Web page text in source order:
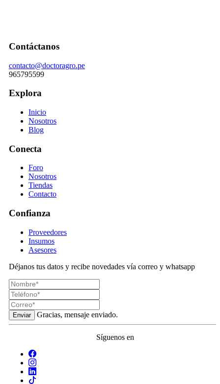
Contáctanos
contacto@doctoragro.pe
965795599
Explora
Inicio
Nosotros
Blog
Conecta
Foro
Nosotros
Tiendas
Contacto
Confianza
Proveedores
Insumos
Asesores
Déjanos tus datos y recibe novedades vía correo y whatsapp
Enviar Gracias, mensaje enviado.
Síguenos en